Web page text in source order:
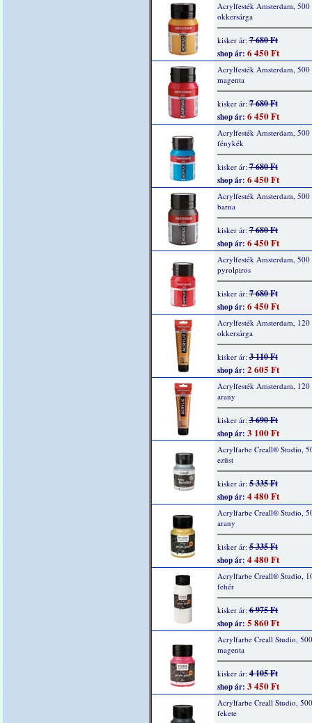
Acrylfesték Amsterdam, 500
okkersárga
kisker ár:7 680 Ft
shop ár: 6 450 Ft
Acrylfesték Amsterdam, 500
magenta
kisker ár:7 680 Ft
shop ár: 6 450 Ft
Acrylfesték Amsterdam, 500
fénykék
kisker ár:7 680 Ft
shop ár: 6 450 Ft
Acrylfesték Amsterdam, 500
barna
kisker ár:7 680 Ft
shop ár: 6 450 Ft
Acrylfesték Amsterdam, 500
pyrolpiros
kisker ár:7 680 Ft
shop ár: 6 450 Ft
Acrylfesték Amsterdam, 120
okkersárga
kisker ár:3 110 Ft
shop ár: 2 605 Ft
Acrylfesték Amsterdam, 120
arany
kisker ár:3 690 Ft
shop ár: 3 100 Ft
Acrylfarbe Creall® Studio,
ezüst
kisker ár:5 335 Ft
shop ár: 4 480 Ft
Acrylfarbe Creall® Studio,
arany
kisker ár:5 335 Ft
shop ár: 4 480 Ft
Acrylfarbe Creall® Studio,
fehér
kisker ár:6 975 Ft
shop ár: 5 860 Ft
Acrylfarbe Creall Studio,
magenta
kisker ár:4 105 Ft
shop ár: 3 450 Ft
Acrylfarbe Creall Studio,
fekete